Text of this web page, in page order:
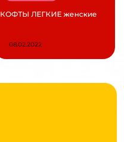
КОФТЫ ЛЕГКИЕ женские
08.02.2022